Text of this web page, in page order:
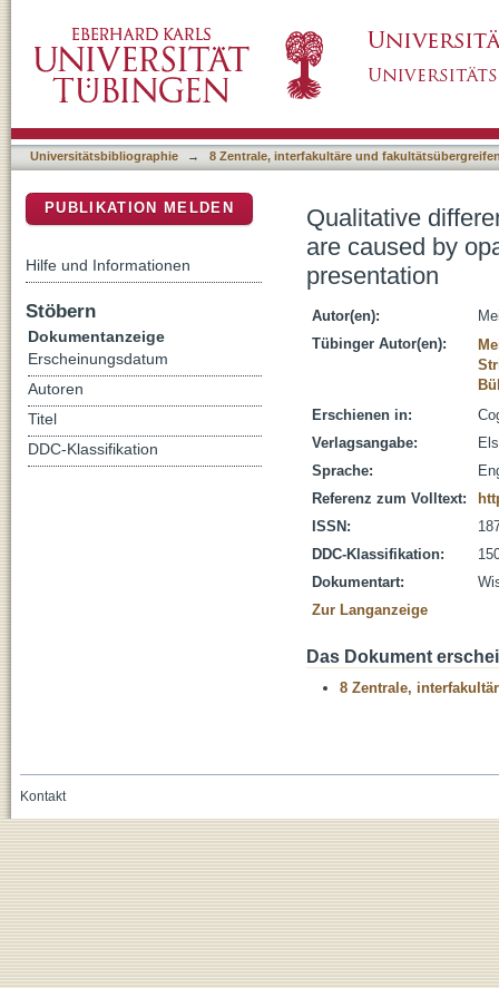
borders, not movement or successive
Universitätsbibliographie → 8 Zentrale, interfakultäre und
Qualitative
are caused by
presentation
Autor(en):
Tübinger Autor(en):
Erschienen in:
Verlagsangabe:
Sprache:
Referenz zum Volltext:
ISSN:
DDC-Klassifikation:
Dokumentart:
Zur Langanzeige
Das Dokument
8 Zentrale,
PUBLIKATION MELDEN
Hilfe und Informationen
Stöbern
Dokumentanzeige
Erscheinungsdatum
Autoren
Titel
DDC-Klassifikation
Kontakt